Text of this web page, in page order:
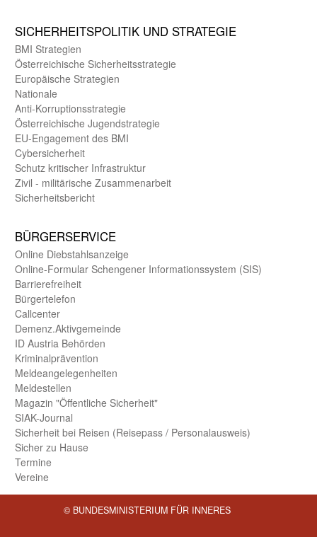
SICHER­HEITS­POLITIK UND STRATEGIE
BMI Strategien
Öster­reichische Sicherheits­strategie
Europäische Strategien
Nationale
Anti-Korruptions­strategie
Öster­reichische Jugend­strategie
EU-Engagement des BMI
Cybersicherheit
Schutz kritischer Infra­struktur
Zivil - militärische Zusammen­arbeit
Sicherheits­bericht
BÜRGER­SERVICE
Online Diebstahls­anzeige
Online-Formular Schengener Informationssystem (SIS)
Barriere­freiheit
Bürger­telefon
Call­center
Demenz.Aktiv­gemeinde
ID Austria Behörden
Kriminal­prävention
Melde­an­ge­le­gen­heiten
Meld­estellen
Magazin "Öffentliche Sicherheit"
SIAK-Journal
Sicherheit bei Reisen (Reise­pass / Personal­ausweis)
Sicher zu Hause
Termine
Vereine
© BUNDESMINISTERIUM FÜR INNERES